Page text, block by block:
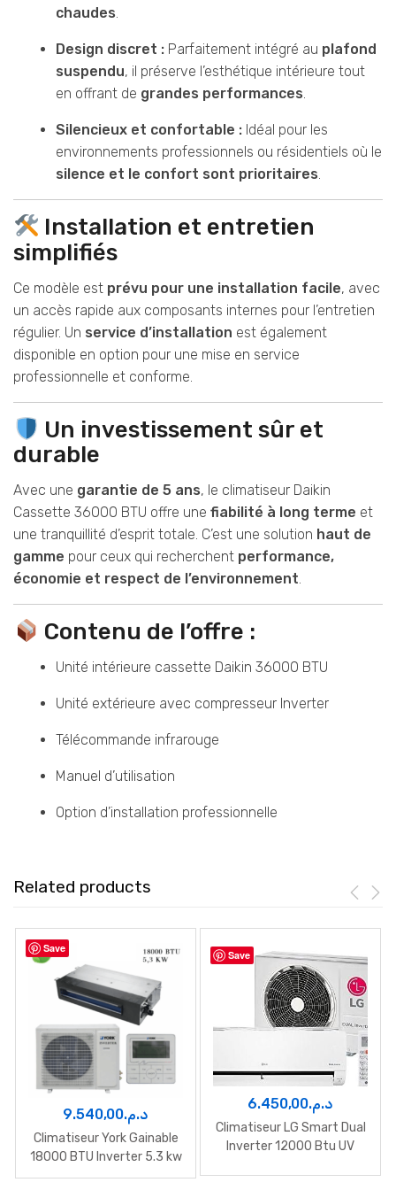
chaudes.
Design discret : Parfaitement intégré au plafond
suspendu, il préserve l’esthétique intérieure tout
en offrant de grandes performances.
Silencieux et confortable : Idéal pour les
environnements professionnels ou résidentiels où le
silence et le confort sont prioritaires.
Installation et entretien
simplifiés
Ce modèle est prévu pour une installation facile, avec
un accès rapide aux composants internes pour l’entretien
régulier. Un service d’installation est également
disponible en option pour une mise en service
professionnelle et conforme.
Un investissement sûr et
durable
Avec une garantie de 5 ans, le climatiseur Daikin
Cassette 36000 BTU offre une fiabilité à long terme et
une tranquillité d’esprit totale. C’est une solution haut de
gamme pour ceux qui recherchent performance,
économie et respect de l’environnement.
Contenu de l’offre :
Unité intérieure cassette Daikin 36000 BTU
Unité extérieure avec compresseur Inverter
Télécommande infrarouge
Manuel d’utilisation
Option d’installation professionnelle
Related products
Save
د.م.9.540,00
Climatiseur York Gainable
18000 BTU Inverter 5.3 kw
Save
د.م.6.450,00
Climatiseur LG Smart Dual
Inverter 12000 Btu UV